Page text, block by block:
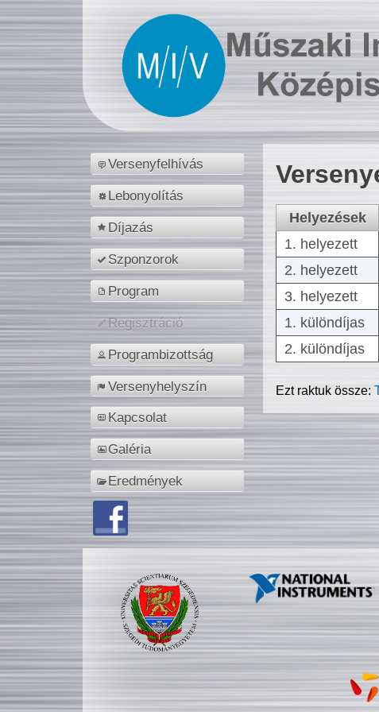
Versenyfelhívás
Lebonyolítás
Díjazás
Szponzorok
Program
Regisztráció
Programbizottság
Versenyhelyszín
Kapcsolat
Galéria
Eredmények
Helyezések
1. helyezett
2. helyezett
3. helyezett
1. különdíjas
2. különdíjas
Ezt raktuk össze: